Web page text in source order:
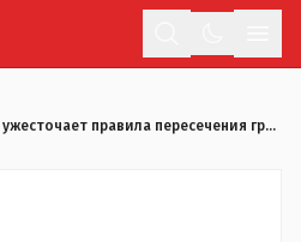
Россия ужесточает правила пересечения границы для граждан Казахстана. Означает ли это введение "визового режима"?